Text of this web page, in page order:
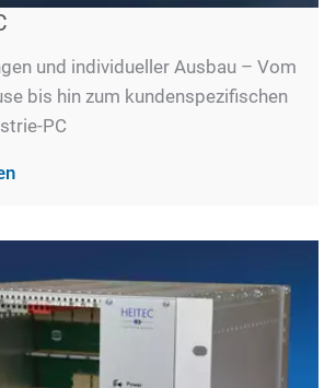
und individueller Ausbau – Vom
bis hin zum kundenspezifischen
PC